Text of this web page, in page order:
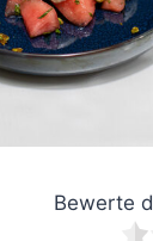
Bewerte